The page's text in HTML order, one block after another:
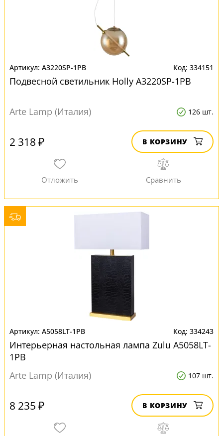
A3220SP-1PB 334151
Подвесной светильник Нolly A3220SP-1PB
Arte Lamp (Италия) 126 шт.
2 318 ₽ В КОРЗИНУ
A5058LT-1PB 334243
Интерьерная настольная лампа Zulu A5058LT-
1PB
Arte Lamp (Италия)
107 шт.
8 235 ₽ В КОРЗИНУ